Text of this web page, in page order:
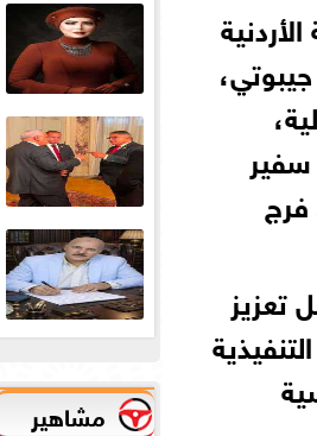
فرج
تعزيز
باريس
مشاهير